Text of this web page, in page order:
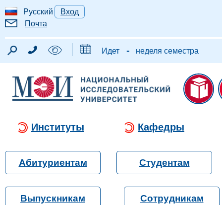
Русский
Вход
Почта
Идет - неделя семестра
Институты Кафедры
Абитуриентам Студентам
Выпускникам Сотрудникам